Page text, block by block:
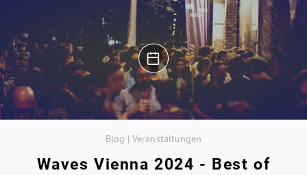
Blog | Veranstaltungen
Waves Vienna 2024 - Best of